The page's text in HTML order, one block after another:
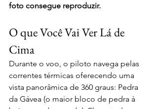
foto consegue reproduzir.
O que Você Vai Ver Lá de
Cima
Durante o voo, o piloto navega pelas
correntes térmicas oferecendo uma
vista panorâmica de 360 graus: Pedra
da Gávea (o maior bloco de pedra à